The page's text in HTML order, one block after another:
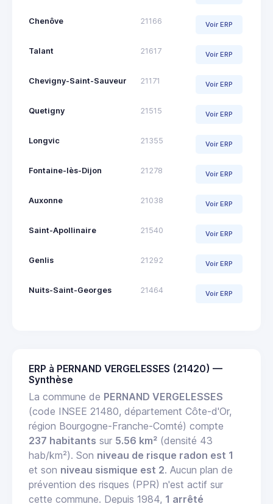
Chenôve 21166 Voir ERP
Talant 21617 Voir ERP
Chevigny-Saint-Sauveur 21171 Voir ERP
Quetigny 21515 Voir ERP
Longvic 21355 Voir ERP
Fontaine-lès-Dijon 21278 Voir ERP
Auxonne 21038 Voir ERP
Saint-Apollinaire 21540 Voir ERP
Genlis 21292 Voir ERP
Nuits-Saint-Georges 21464 Voir ERP
ERP à PERNAND VERGELESSES (21420) —
Synthèse
La commune de PERNAND VERGELESSES
(code INSEE 21480, département Côte-d'Or,
région Bourgogne-Franche-Comté) compte
237 habitants sur 5.56 km² (densité 43
hab/km²). Son niveau de risque radon est 1
et son niveau sismique est 2. Aucun plan de
prévention des risques (PPR) n'est actif sur
cette commune. Depuis 1984, 1 arrêté